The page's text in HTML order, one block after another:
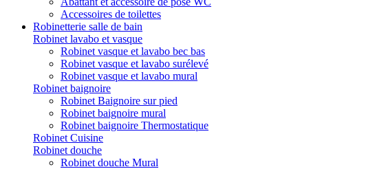
Accessoires de toilettes
Robinetterie salle de bain
Robinet lavabo et vasque
Robinet vasque et lavabo bec bas
Robinet vasque et lavabo surélevé
Robinet vasque et lavabo mural
Robinet baignoire
Robinet Baignoire sur pied
Robinet baignoire mural
Robinet baignoire Thermostatique
Robinet Cuisine
Robinet douche
Robinet douche Mural